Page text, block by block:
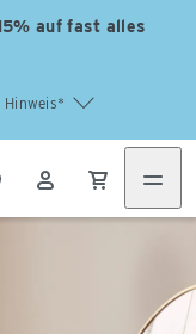
auf fast alles
Hinweis*